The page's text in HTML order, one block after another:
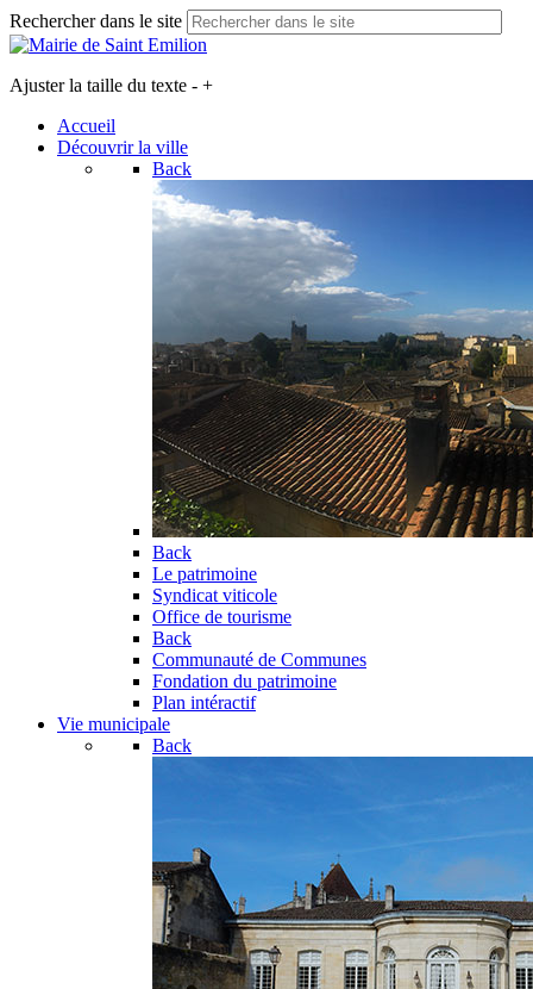
Rechercher dans le site
Ajuster la taille du texte - +
Accueil
Découvrir la ville
Back
Back
Le patrimoine
Syndicat viticole
Office de tourisme
Back
Communauté de Communes
Fondation du patrimoine
Plan intéractif
Vie municipale
Back